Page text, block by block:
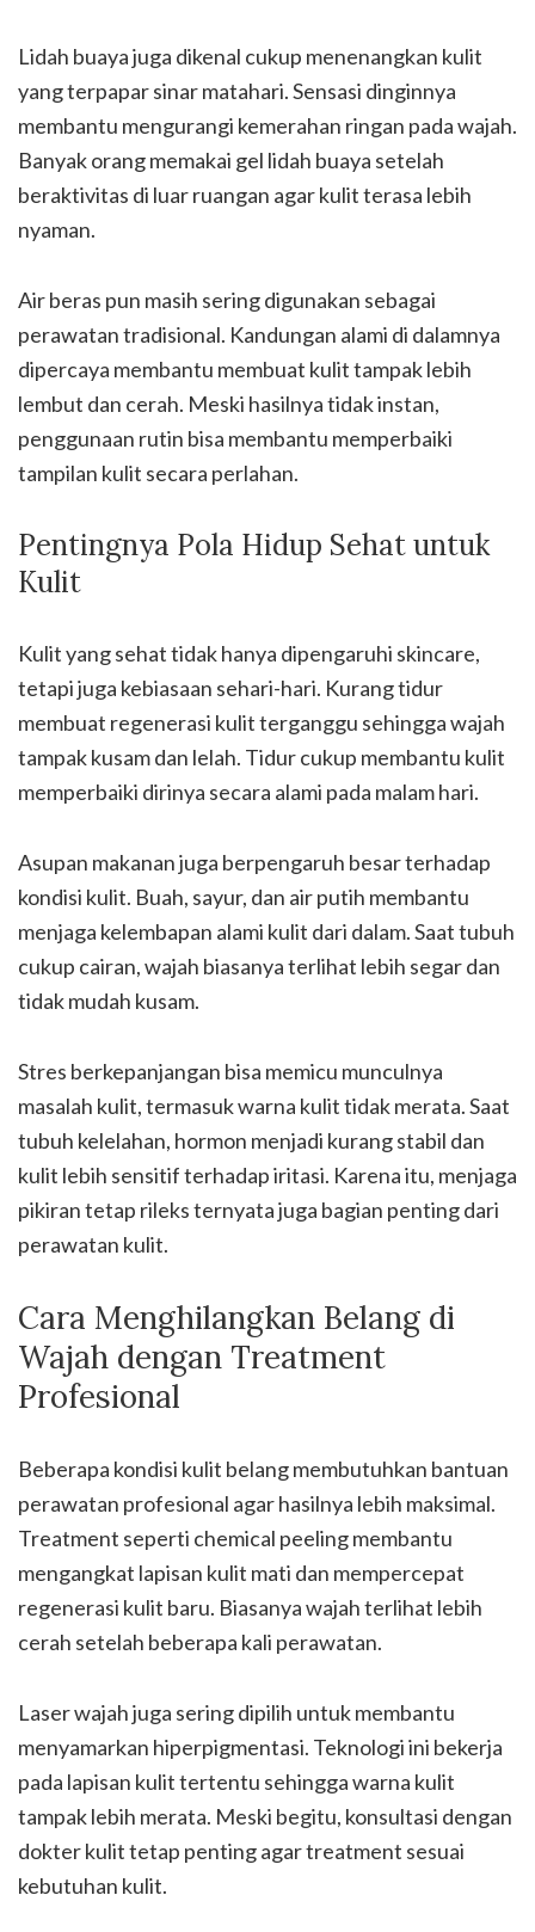
Lidah buaya juga dikenal cukup menenangkan kulit
yang terpapar sinar matahari. Sensasi dinginnya
membantu mengurangi kemerahan ringan pada wajah.
Banyak orang memakai gel lidah buaya setelah
beraktivitas di luar ruangan agar kulit terasa lebih
nyaman.
Air beras pun masih sering digunakan sebagai
perawatan tradisional. Kandungan alami di dalamnya
dipercaya membantu membuat kulit tampak lebih
lembut dan cerah. Meski hasilnya tidak instan,
penggunaan rutin bisa membantu memperbaiki
tampilan kulit secara perlahan.
Pentingnya Pola Hidup Sehat untuk
Kulit
Kulit yang sehat tidak hanya dipengaruhi skincare,
tetapi juga kebiasaan sehari-hari. Kurang tidur
membuat regenerasi kulit terganggu sehingga wajah
tampak kusam dan lelah. Tidur cukup membantu kulit
memperbaiki dirinya secara alami pada malam hari.
Asupan makanan juga berpengaruh besar terhadap
kondisi kulit. Buah, sayur, dan air putih membantu
menjaga kelembapan alami kulit dari dalam. Saat tubuh
cukup cairan, wajah biasanya terlihat lebih segar dan
tidak mudah kusam.
Stres berkepanjangan bisa memicu munculnya
masalah kulit, termasuk warna kulit tidak merata. Saat
tubuh kelelahan, hormon menjadi kurang stabil dan
kulit lebih sensitif terhadap iritasi. Karena itu, menjaga
pikiran tetap rileks ternyata juga bagian penting dari
perawatan kulit.
Cara Menghilangkan Belang di
Wajah dengan Treatment
Profesional
Beberapa kondisi kulit belang membutuhkan bantuan
perawatan profesional agar hasilnya lebih maksimal.
Treatment seperti chemical peeling membantu
mengangkat lapisan kulit mati dan mempercepat
regenerasi kulit baru. Biasanya wajah terlihat lebih
cerah setelah beberapa kali perawatan.
Laser wajah juga sering dipilih untuk membantu
menyamarkan hiperpigmentasi. Teknologi ini bekerja
pada lapisan kulit tertentu sehingga warna kulit
tampak lebih merata. Meski begitu, konsultasi dengan
dokter kulit tetap penting agar treatment sesuai
kebutuhan kulit.